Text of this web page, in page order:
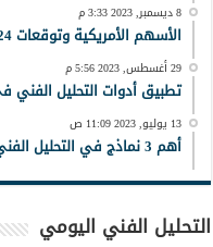
8 ديسمبر, 2023 3:33 م
الأسهم الأمريكية وتوقعات 2024 – استراتيجيات وفرص أهم 5 أسهم
29 أغسطس, 2023 5:56 م
تطبيق أدوات التحليل الفني
13 يوليو, 2023 11:09 ص
أهم 3 نماذج في التحليل الفني
التحليل الفني اليومي